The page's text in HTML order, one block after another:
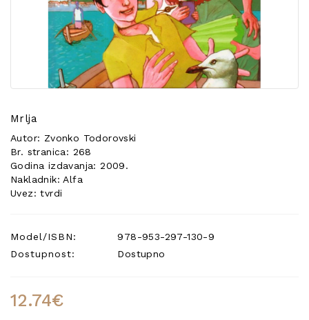
PONUDA
Mrlja
Autor: Zvonko Todorovski
Br. stranica: 268
Godina izdavanja: 2009.
Nakladnik: Alfa
Uvez: tvrdi
Model/ISBN:
978-953-297-130-9
Dostupnost:
Dostupno
12.74€